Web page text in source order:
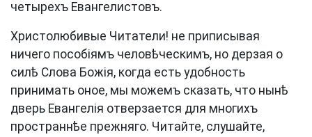
четырехъ Евангелистовъ.
Христолюбивые Читатели! не приписывая
ничего пособіямъ человѣческимъ, но дерзая о
силѣ Слова Божія, когда есть удобность
принимать оное, мы можемъ сказать, что нынѣ
дверь Евангелія отверзается для многихъ
пространнѣе прежняго. Читайте, слушайте,